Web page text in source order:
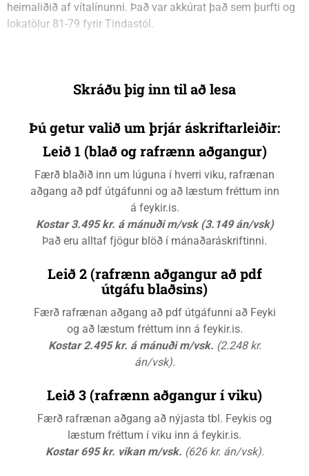
heimaliðið af vítalínunni. Það var akkúrat það sem þurfti og
lokatölur 81-79 fyrir Tindastól.
Skráðu þig inn til að lesa
Þú getur valið um þrjár áskriftarleiðir:
Leið 1 (blað og rafrænn aðgangur)
Færð blaðið inn um lúguna í hverri viku, rafrænan
aðgang að pdf útgáfunni og að læstum fréttum inn
á feykir.is.
Kostar 3.495 kr. á mánuði m/vsk (3.149 án/vsk)
Það eru alltaf fjögur blöð í mánaðaráskriftinni.
Leið 2 (rafrænn aðgangur að pdf
útgáfu blaðsins)
Færð rafrænan aðgang að pdf útgáfunni að Feyki
og að læstum fréttum inn á feykir.is.
Kostar 2.495 kr. á mánuði m/vsk. (2.248 kr.
án/vsk).
Leið 3 (rafrænn aðgangur í viku)
Færð rafrænan aðgang að nýjasta tbl. Feykis og
læstum fréttum í viku inn á feykir.is.
Kostar 695 kr. vikan m/vsk. (626 kr. án/vsk).